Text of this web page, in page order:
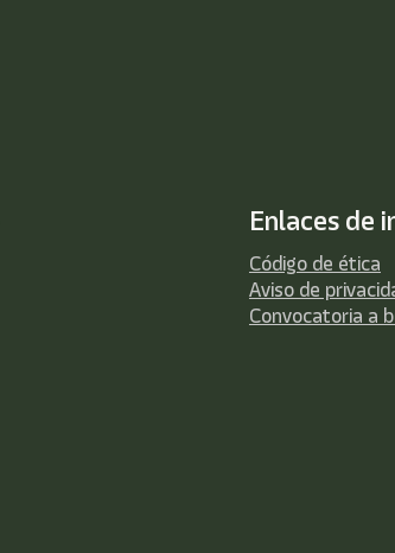
Enlaces de
Código de ética
Aviso de
Convocatoria a